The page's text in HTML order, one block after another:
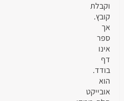
וקבלת
קובץ.
אך
ספר
אינו
דף
בודד.
הוא
אובייקט